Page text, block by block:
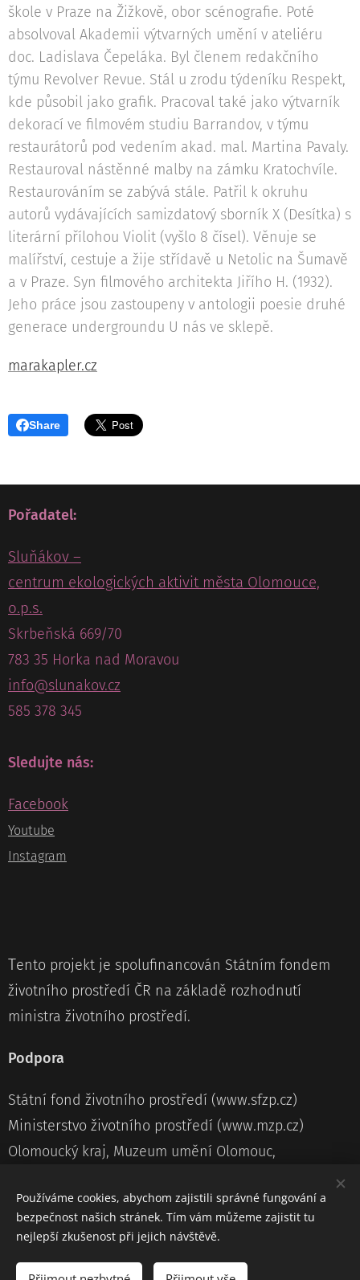
škole v Praze na Žižkově, obor scénografie. Poté
absolvoval Akademii výtvarných umění v ateliéru
doc. Ladislava Čepeláka. Byl členem redakčního
týmu Revolver Revue. Stál u zrodu týdeníku Respekt,
kde působil jako grafik. Pracoval také jako výtvarník
dekorací ve filmovém studiu Barrandov, v týmu
restaurátorů pod vedením akad. mal. Martina Pavaly.
Restauroval nástěnné malby na zámku Kratochvíle.
Restaurováním se zabývá stále. Patřil k okruhu
autorů vydávajících samizdatový sborník X (Desítka) s
literární přílohou Violit (vyšlo 8 čísel). Věnuje se
malířství, cestuje a žije střídavě u Netolic na Šumavě
a v Praze. Syn filmového architekta Jiřího H. (1932).
Jeho práce jsou zastoupeny v antologii poesie druhé
generace undergroundu U nás ve sklepě.
marakapler.cz
Share
Pořadatel:
Sluňákov –
centrum ekologických aktivit města Olomouce,
o.p.s.
Skrbeňská 669/70
783 35 Horka nad Moravou
info@slunakov.cz
585 378 345
Sledujte nás:
Facebook
Youtube
Instagram
Tento projekt je spolufinancován Státním fondem
životního prostředí ČR na základě rozhodnutí
ministra životního prostředí.
Podpora
Státní fond životního prostředí (www.sfzp.cz)
Ministerstvo životního prostředí (www.mzp.cz)
Olomoucký kraj, Muzeum umění Olomouc,
Odbor městské zeleně a odpadového hospodářství
MmOl
Používáme cookies, abychom zajistili správné fungování a
bezpečnost našich stránek. Tím vám můžeme zajistit tu
nejlepší zkušenost při jejich návštěvě.